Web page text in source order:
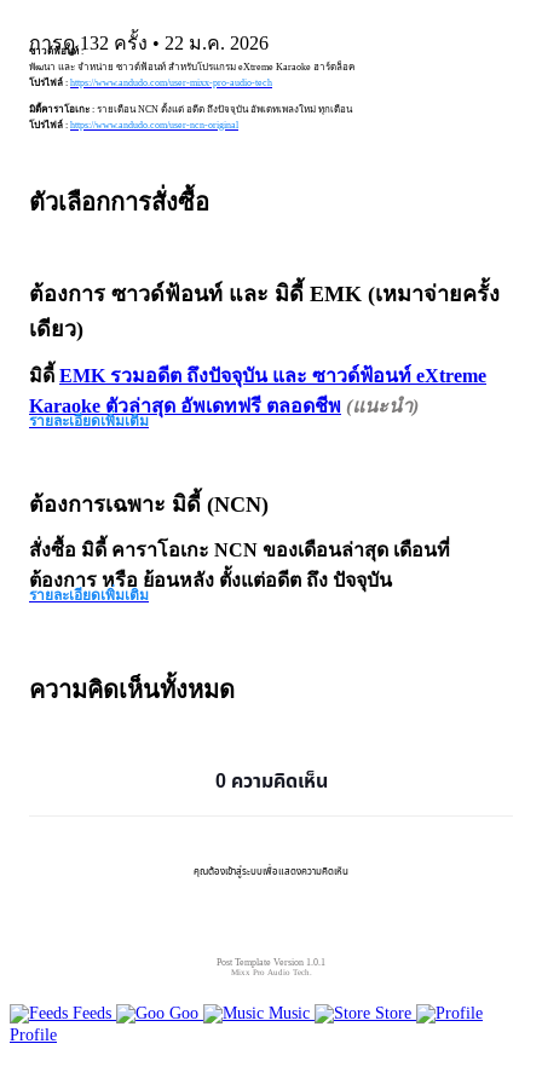
การดู 132 ครั้ง • 22 ม.ค. 2026
ซาวด์ฟ้อนท์ :
พัฒนา และ จำหน่าย ซาวด์ฟ้อนท์ สำหรับโปรแกรม eXtreme Karaoke ฮาร์ดล็อค
โปรไฟล์ : https://www.andudo.com/user-mixx-pro-audio-tech
มิดี้คาราโอเกะ : รายเดือน NCN ตั้งแต่ อดีต ถึงปัจจุบัน อัพเดทเพลงใหม่ ทุกเดือน
โปรไฟล์ : https://www.andudo.com/user-ncn-original
ตัวเลือกการสั่งซื้อ
ต้องการ ซาวด์ฟ้อนท์ และ มิดี้ EMK (เหมาจ่ายครั้ง
เดียว)
มิดี้ EMK รวมอดีต ถึงปัจจุบัน และ ซาวด์ฟ้อนท์ eXtreme
Karaoke ตัวล่าสุด อัพเดทฟรี ตลอดชีพ (แนะนำ)
รายละเอียดเพิ่มเติม
ต้องการเฉพาะ มิดี้ (NCN)
สั่งซื้อ มิดี้ คาราโอเกะ NCN ของเดือนล่าสุด เดือนที่
ต้องการ หรือ ย้อนหลัง ตั้งแต่อดีต ถึง ปัจจุบัน
รายละเอียดเพิ่มเติม
ความคิดเห็นทั้งหมด
0 ความคิดเห็น
คุณต้องเข้าสู่ระบบเพื่อแสดงความคิดเห็น
Post Template Version 1.0.1
Mixx Pro Audio Tech.
Feeds Goo Music
Store
Profile